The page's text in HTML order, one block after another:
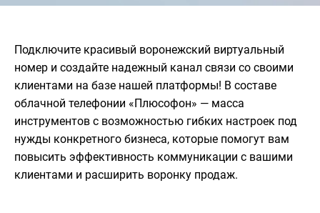
Подключите красивый воронежский виртуальный
номер и создайте надежный канал связи со своими
клиентами на базе нашей платформы! В составе
облачной телефонии «Плюсофон» — масса
инструментов с возможностью гибких настроек под
нужды конкретного бизнеса, которые помогут вам
повысить эффективность коммуникации с вашими
клиентами и расширить воронку продаж.